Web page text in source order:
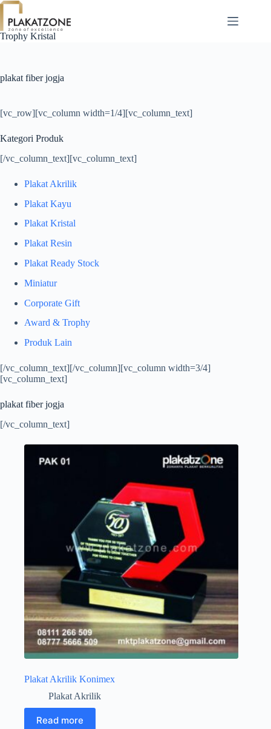
Skip
content
Trophy Kristal
plakat fiber jogja
[vc_row][vc_column width=1/4][vc_column_text]
Kategori Produk
[/vc_column_text][vc_column_text]
Plakat Akrilik
Plakat Kayu
Plakat Kristal
Plakat Resin
Plakat Ready Stock
Miniatur
Corporate Gift
Award & Trophy
Produk Lain
[/vc_column_text][/vc_column][vc_column width=3/4]
[vc_column_text]
plakat fiber jogja
[/vc_column_text]
Plakat Akrilik Konimex
Plakat Akrilik
Read more